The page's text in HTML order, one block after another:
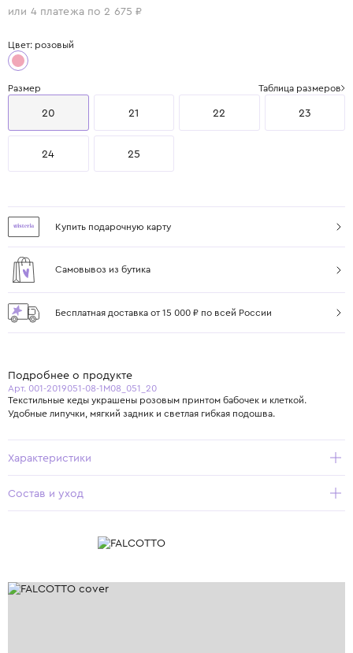
или 4 платежа по 2 675 ₽
Цвет: розовый
Размер Таблица размеров
20 21 22 23
24 25
Купить подарочную карту
Самовывоз из бутика
Бесплатная доставка от 15 000 ₽ по всей России
Подробнее о продукте
Арт. 001-2019051-08-1M08_051_20
Текстильные кеды украшены розовым принтом бабочек и клеткой.
Удобные липучки, мягкий задник и светлая гибкая подошва.
Характеристики
Состав и уход